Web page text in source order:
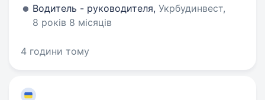
Водитель - руководителя, Укрбудинвест,
8 років 8 місяців
4 години тому